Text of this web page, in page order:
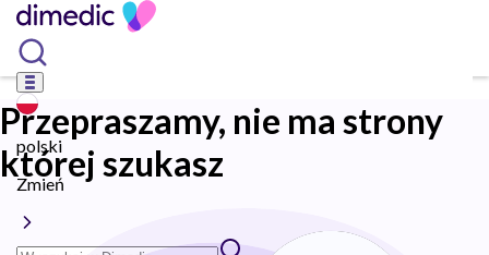
polski
Zmień
Przepraszamy, nie ma strony
której szukasz